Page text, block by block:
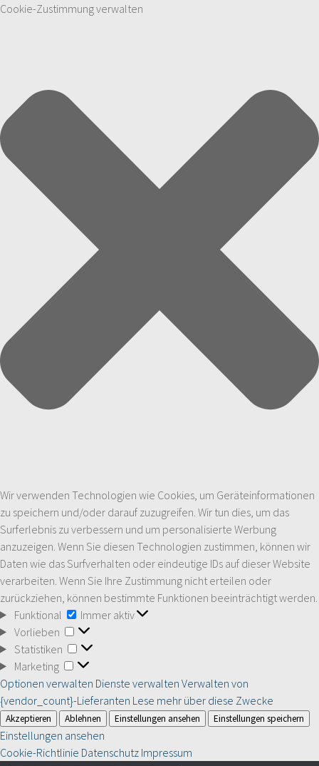
Cookie-Zustimmung verwalten
Wir verwenden Technologien wie Cookies, um Geräteinformationen
zu speichern und/oder darauf zuzugreifen. Wir tun dies, um das
Surferlebnis zu verbessern und um personalisierte Werbung
anzuzeigen. Wenn Sie diesen Technologien zustimmen, können wir
Daten wie das Surfverhalten oder eindeutige IDs auf dieser Website
verarbeiten. Wenn Sie Ihre Zustimmung nicht erteilen oder
zurückziehen, können bestimmte Funktionen beeinträchtigt werden.
Funktional
Funktional
Immer aktiv
Vorlieben
Vorlieben
Statistiken
Statistiken
Marketing
Marketing
Optionen verwalten Dienste verwalten Verwalten von
{vendor_count}-Lieferanten Lese mehr über diese Zwecke
Akzeptieren Ablehnen Einstellungen ansehen Einstellungen speichern
Einstellungen ansehen
Cookie-Richtlinie Datenschutz Impressum